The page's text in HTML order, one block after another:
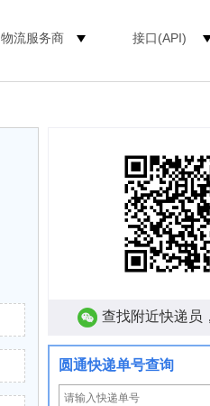
物流服务商 接口(API)
查找附近快递员
圆通快递单号查询